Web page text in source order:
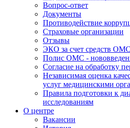
Вопрос-ответ
Документы
Противодействие
Страховые организации
Отзывы
ЭКО за счет средств ОМС
Полис ОМС -
Согласие на обработку
Независимая оценка
услуг медицинскими
Правила подготовки к
исследованиям
О центре
Вакансии